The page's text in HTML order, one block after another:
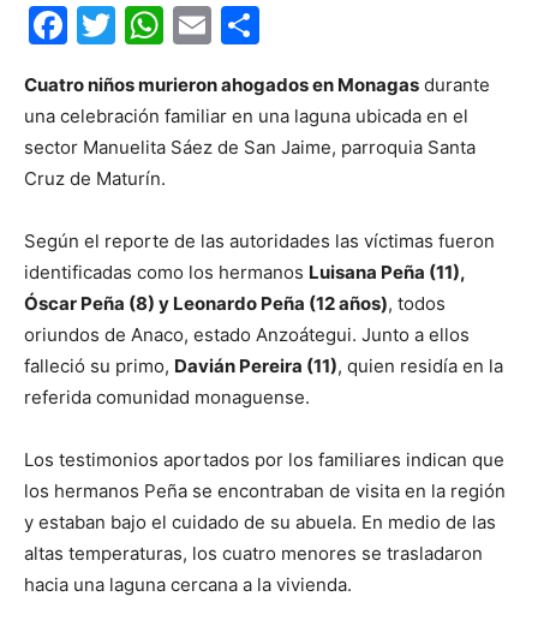
Facebook
Twitter
WhatsApp
Email
Cuatro niños murieron ahogados en Monagas durante
una celebración familiar en una laguna ubicada en el
sector Manuelita Sáez de San Jaime, parroquia Santa
Cruz de Maturín.
Según el reporte de las autoridades las víctimas fueron
identificadas como los hermanos Luisana Peña (11),
Óscar Peña (8) y Leonardo Peña (12 años), todos
oriundos de Anaco, estado Anzoátegui. Junto a ellos
falleció su primo, Davián Pereira (11), quien residía en la
referida comunidad monaguense.
Los testimonios aportados por los familiares indican que
los hermanos Peña se encontraban de visita en la región
y estaban bajo el cuidado de su abuela. En medio de las
altas temperaturas, los cuatro menores se trasladaron
hacia una laguna cercana a la vivienda.